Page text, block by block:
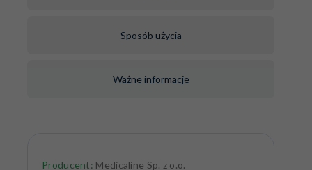
Sposób użycia
Ważne informacje
Producent: Medicaline Sp. z o.o.